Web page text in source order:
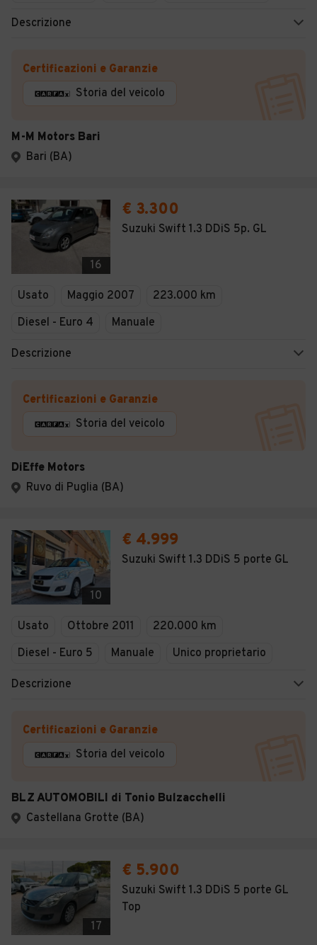
Descrizione
Certificazioni e Garanzie
Storia del veicolo
M-M Motors Bari
Bari (BA)
16
€ 3.300
Suzuki Swift 1.3 DDiS 5p. GL
Usato Maggio 2007
223.000 km
Diesel - Euro 4
Manuale
Descrizione
Certificazioni e Garanzie
Storia del veicolo
DiEffe Motors
Ruvo di Puglia (BA)
10
€ 4.999
Suzuki Swift 1.3 DDiS 5 porte GL
Usato Ottobre 2011
220.000 km
Diesel - Euro 5
Manuale Unico proprietario
Descrizione
Certificazioni e Garanzie
Storia del veicolo
BLZ AUTOMOBILI di Tonio Bulzacchelli
Castellana Grotte (BA)
17
€ 5.900
Suzuki Swift 1.3 DDiS 5 porte GL
Top